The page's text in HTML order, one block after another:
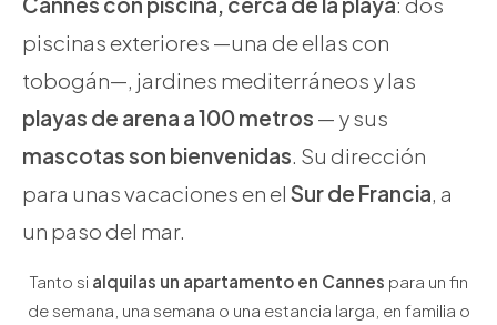
piscinas exteriores —una de ellas con
tobogán—, jardines mediterráneos y las
playas de arena a 100 metros — y sus
mascotas son bienvenidas. Su dirección
para unas vacaciones en el Sur de Francia, a
un paso del mar.
Tanto si alquilas un apartamento en Cannes para un fin
de semana, una semana o una estancia larga, en familia o